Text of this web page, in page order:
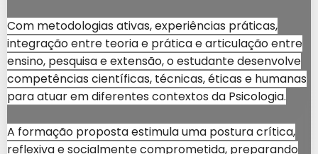
Com metodologias ativas, experiências práticas,
integração entre teoria e prática e articulação entre
ensino, pesquisa e extensão, o estudante desenvolve
competências científicas, técnicas, éticas e humanas
para atuar em diferentes contextos da Psicologia.
A formação proposta estimula uma postura crítica,
reflexiva e socialmente comprometida, preparando